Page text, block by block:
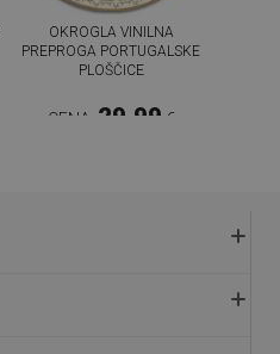
OKROGLA VINILNA
PREPROGA PORTUGALSKE
PLOŠČICE
CENA: 29.99 €